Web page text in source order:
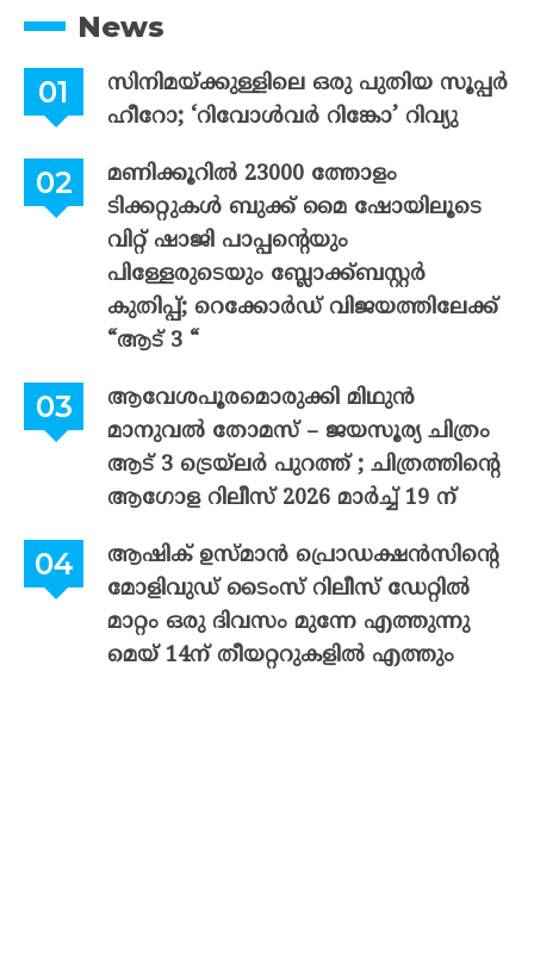
News
സിനിമയ്ക്കുള്ളിലെ ഒരു പുതിയ സൂപ്പർ
ഹീറോ; ‘റിവോൾവർ റിങ്കോ’ റിവ്യു
മണിക്കൂറിൽ 23000 ത്തോളം
ടിക്കറ്റുകൾ ബുക്ക് മൈ ഷോയിലൂടെ
വിറ്റ് ഷാജി പാപ്പന്റെയും
പിള്ളേരുടെയും ബ്ലോക്ക്ബസ്റ്റർ
കുതിപ്പ്; റെക്കോർഡ് വിജയത്തിലേക്ക്
“ആട് 3 “
ആവേശപൂരമൊരുക്കി മിഥുൻ
മാനുവൽ തോമസ് – ജയസൂര്യ ചിത്രം
ആട് 3 ട്രെയ്‌ലർ പുറത്ത് ; ചിത്രത്തിന്റെ
ആഗോള റിലീസ് 2026 മാർച്ച് 19 ന്
ആഷിക് ഉസ്മാൻ പ്രൊഡക്ഷൻസിന്റെ
മോളിവുഡ് ടൈംസ് റിലീസ് ഡേറ്റിൽ
മാറ്റം ഒരു ദിവസം മുന്നേ എത്തുന്നു
മെയ് 14ന് തീയറ്ററുകളിൽ എത്തും